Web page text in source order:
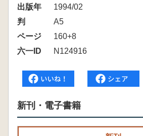
出版年
1994/02
判
A5
ページ
160+8
六一ID
N124916
新刊・電子書籍